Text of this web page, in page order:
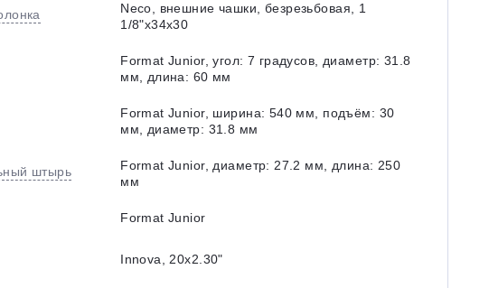
Neco, внешние чашки, безрезьбовая, 1
1/8ʺx34x30
Format Junior, угол: 7 градусов, диаметр: 31.8
мм, длина: 60 мм
Format Junior, ширина: 540 мм, подъём: 30
мм, диаметр: 31.8 мм
штырь
Format Junior, диаметр: 27.2 мм, длина: 250
мм
Format Junior
Innova, 20x2.30ʺ